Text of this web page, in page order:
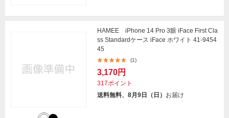
HAMEE iPhone 14 Pro 3眼 iFace First Cla
ss Standardケース iFace ホワイト 41-9454
45
(1)
3,170円
317ポイント
送料無料、8月9日（日） お届け